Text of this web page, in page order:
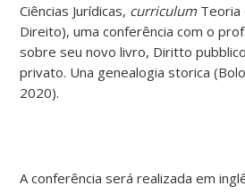
Ciências Jurídicas, curriculum Teoria
Direito), uma conferência com o
sobre seu novo livro, Diritto
privato. Una genealogia storica
2020).
A conferência será realizada em